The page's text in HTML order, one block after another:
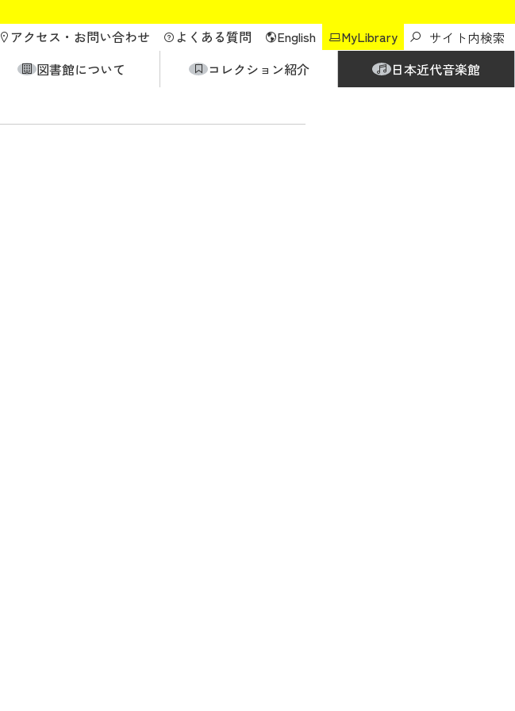
アクセス・ お問い合わせ よくある質問 English
MyLibrary
図書館について コレクション紹介
日本近代音楽館